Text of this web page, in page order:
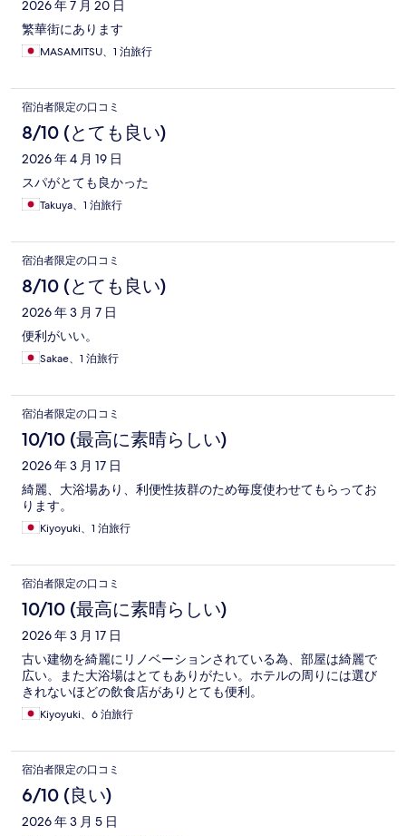
ミ
2026 年 7 月 20 日
繁華街にあります
MASAMITSU、1 泊旅行
宿泊者限定の口コミ
8/10 (とても良い)
2026 年 4 月 19 日
スパがとても良かった
Takuya、1 泊旅行
宿泊者限定の口コミ
8/10 (とても良い)
2026 年 3 月 7 日
便利がいい。
Sakae、1 泊旅行
宿泊者限定の口コミ
10/10 (最高に素晴らしい)
2026 年 3 月 17 日
綺麗、大浴場あり、利便性抜群のため毎度使わせてもらってお
ります。
Kiyoyuki、1 泊旅行
宿泊者限定の口コミ
10/10 (最高に素晴らしい)
2026 年 3 月 17 日
古い建物を綺麗にリノベーションされている為、部屋は綺麗で
広い。また大浴場はとてもありがたい。ホテルの周りには選び
きれないほどの飲食店がありとても便利。
Kiyoyuki、6 泊旅行
宿泊者限定の口コミ
6/10 (良い)
2026 年 3 月 5 日